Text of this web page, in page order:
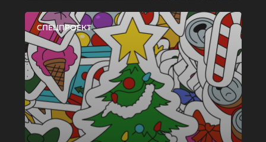
СПЕЦПРОЕКТ